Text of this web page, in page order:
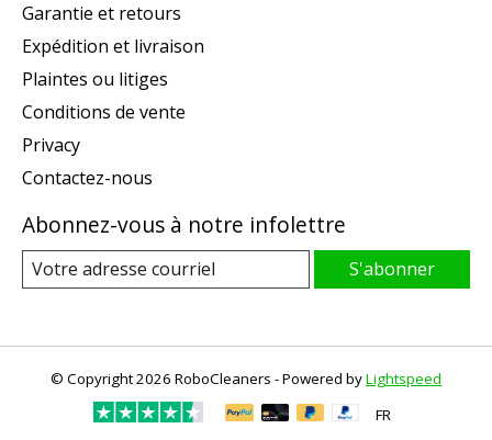
Garantie et retours
Expédition et livraison
Plaintes ou litiges
Conditions de vente
Privacy
Contactez-nous
Abonnez-vous à notre infolettre
S'abonner
© Copyright 2026 RoboCleaners - Powered byLightspeed
FR